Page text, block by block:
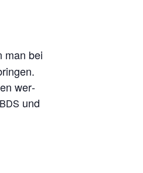
man bei
wer­
BDS und